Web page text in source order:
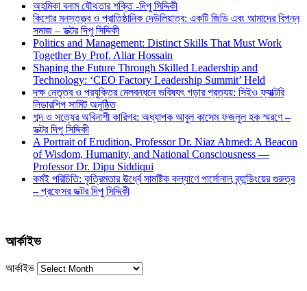
অহমিকা বনাম যৌথতার শক্তি -দিপু সিদ্দিকী
কিশোর মনস্তত্ত্ব ও প্রাতিষ্ঠানিক দেউলিয়াত্ব: একটি জিডি এবং আমাদের বিপন্ন
সমাজ – ডক্টর দিপু সিদ্দিকী
Politics and Management: Distinct Skills That Must Work
Together By Prof. Aliar Hossain
Shaping the Future Through Skilled Leadership and
Technology: ‘CEO Factory Leadership Summit’ Held
দক্ষ নেতৃত্ব ও প্রযুক্তির মেলবন্ধনে ভবিষ্যৎ গড়ার প্রত্যয়: সিইও ফ্যাক্টরি
লিডারশিপ সামিট অনুষ্ঠিত
শব্দ ও সত্যের অবিনাশী কারিগর: অধ্যাপক আবুল কাসেম ফজলুল হক স্মরণে –
ডক্টর দিপু সিদ্দিকী
A Portrait of Erudition, Professor Dr. Niaz Ahmed: A Beacon
of Wisdom, Humanity, and National Consciousness —
Professor Dr. Dipu Siddiqui
কর্মই পরিচিতি: কৃত্রিমতার ঊর্ধ্বে সামষ্টিক কল্যাণে পার্সোনাল ব্র্যান্ডিংয়ের গুরুত্ব
– প্রফেসর ডক্টর দিপু সিদ্দিকী
আর্কাইভ
আর্কাইভ